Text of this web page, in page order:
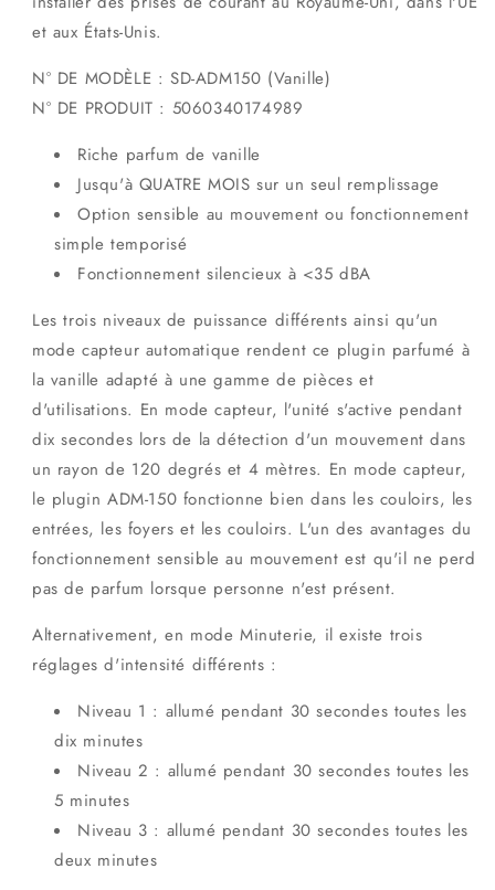
et aux États-Unis.
N° DE MODÈLE : SD-ADM150 (Vanille)
N° DE PRODUIT : 5060340174989
Riche parfum de vanille
Jusqu'à QUATRE MOIS sur un seul remplissage
Option sensible au mouvement ou fonctionnement
simple temporisé
Fonctionnement silencieux à <35 dBA
Les trois niveaux de puissance différents ainsi qu'un
mode capteur automatique rendent ce plugin parfumé à
la vanille adapté à une gamme de pièces et
d'utilisations. En mode capteur, l'unité s'active pendant
dix secondes lors de la détection d'un mouvement dans
un rayon de 120 degrés et 4 mètres. En mode capteur,
le plugin ADM-150 fonctionne bien dans les couloirs, les
entrées, les foyers et les couloirs. L'un des avantages du
fonctionnement sensible au mouvement est qu'il ne perd
pas de parfum lorsque personne n'est présent.
Alternativement, en mode Minuterie, il existe trois
réglages d'intensité différents :
Niveau 1 : allumé pendant 30 secondes toutes les
dix minutes
Niveau 2 : allumé pendant 30 secondes toutes les
5 minutes
Niveau 3 : allumé pendant 30 secondes toutes les
deux minutes